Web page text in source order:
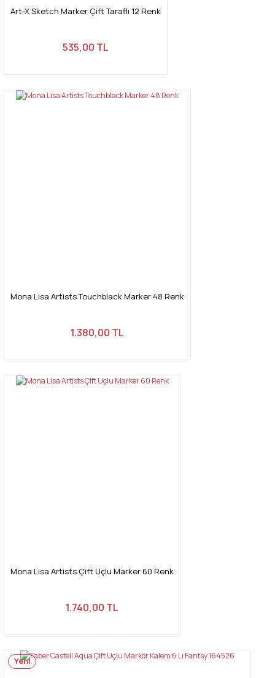
Art-X Sketch Marker Çift Taraflı 12 Renk
535,00 TL
Mona Lisa Artists Touchblack Marker 48 Renk
1.380,00 TL
Mona Lisa Artists Çift Uçlu Marker 60 Renk
1.740,00 TL
Yeni